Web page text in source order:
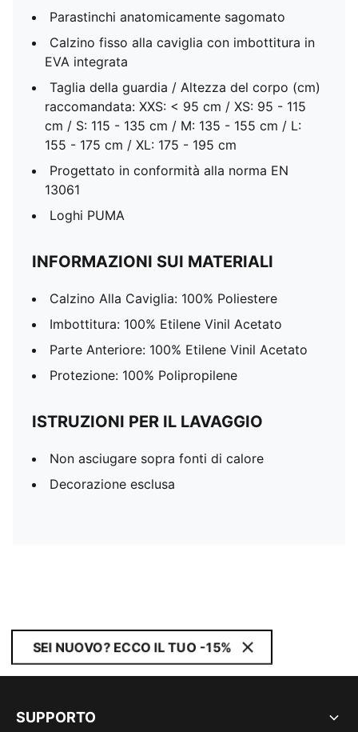
Parastinchi anatomicamente sagomato
Calzino fisso alla caviglia con imbottitura in
EVA integrata
Taglia della guardia / Altezza del corpo (cm)
raccomandata: XXS: < 95 cm / XS: 95 - 115
cm / S: 115 - 135 cm / M: 135 - 155 cm / L:
155 - 175 cm / XL: 175 - 195 cm
Progettato in conformità alla norma EN
13061
Loghi PUMA
INFORMAZIONI SUI MATERIALI
Calzino Alla Caviglia: 100% Poliestere
Imbottitura: 100% Etilene Vinil Acetato
Parte Anteriore: 100% Etilene Vinil Acetato
Protezione: 100% Polipropilene
ISTRUZIONI PER IL LAVAGGIO
Non asciugare sopra fonti di calore
Decorazione esclusa
SEI NUOVO? ECCO IL TUO -15%
SUPPORTO